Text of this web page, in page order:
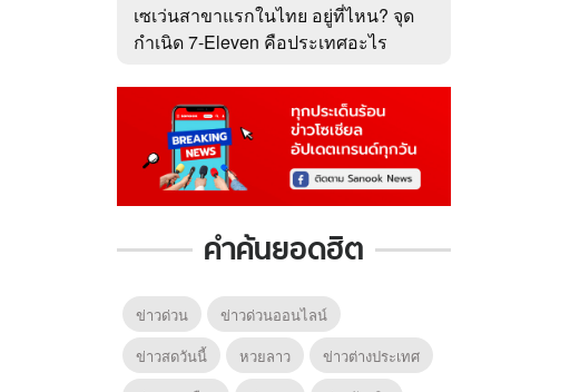
เซเว่นสาขาแรกในไทย อยู่ที่ไหน? จุด
กำเนิด 7-Eleven คือประเทศอะไร
คำค้นยอดฮิต
ข่าวด่วน
ข่าวด่วนออนไลน์
ข่าวสดวันนี้
หวยลาว
ข่าวต่างประเทศ